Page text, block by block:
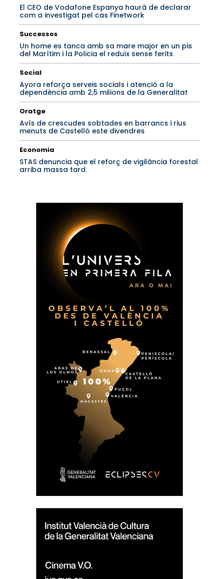
El CEO de Vodafone Espanya haurà de declarar
com a investigat pel cas Finetwork
Successos
Un home es tanca amb sa mare major en un pis
del Marítim i la Policia el reduïx sense ferits
Social
Ayora reforça serveis socials i atenció a la
dependència amb 2,5 milions de la Generalitat
Oratge
Avís de crescudes sobtades en barrancs i rius
menuts de Castelló este divendres
Economia
STAS denuncia que el reforç de vigilància forestal
arriba massa tard